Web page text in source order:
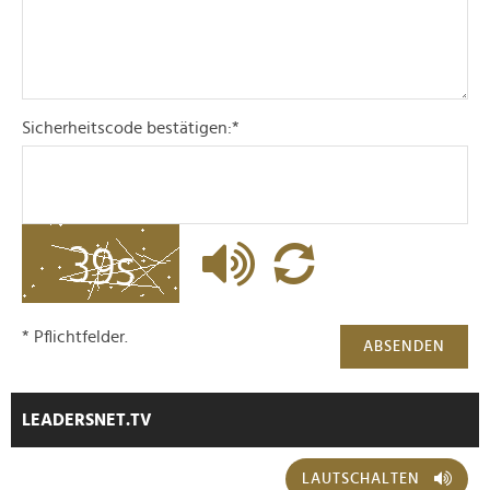
Sicherheitscode bestätigen:*
ABSENDEN
* Pflichtfelder.
LEADERSNET.TV
LAUTSCHALTEN